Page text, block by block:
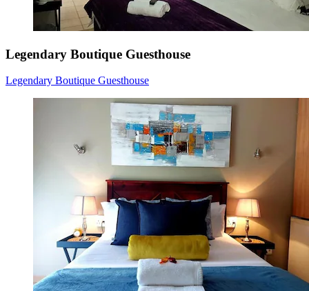
Legendary Boutique Guesthouse
Legendary Boutique Guesthouse